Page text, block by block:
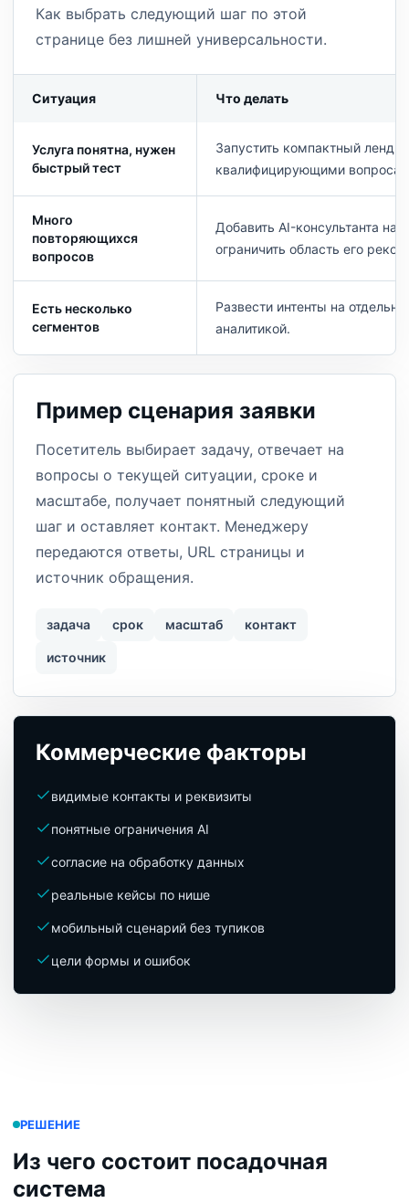
Как выбрать следующий шаг по этой
странице без лишней универсальности.
Ситуация Что делать
Услуга понятна, нужен
быстрый тест
Запустить компактный
квалифицирующими
Много
повторяющихся
вопросов
Добавить AI-консультанта на
ограничить область его
Есть несколько
сегментов
Развести интенты на
аналитикой.
Пример сценария заявки
Посетитель выбирает задачу, отвечает на
вопросы о текущей ситуации, сроке и
масштабе, получает понятный следующий
шаг и оставляет контакт. Менеджеру
передаются ответы, URL страницы и
источник обращения.
задача срок масштаб контакт
источник
Коммерческие факторы
видимые контакты и реквизиты
понятные ограничения AI
согласие на обработку данных
реальные кейсы по нише
мобильный сценарий без тупиков
цели формы и ошибок
РЕШЕНИЕ
Из чего состоит посадочная
система